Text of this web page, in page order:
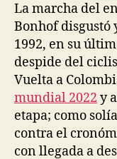
La marcha del
Bonhof disgustó
1992, en su
despide del
Vuelta a
mundial 2022 y
etapa; como
contra el
con llegada a